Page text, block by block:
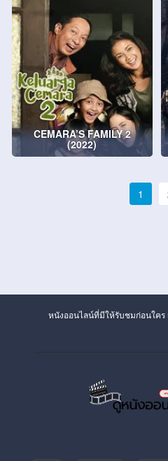
CEMARA’S FAMILY 2
(2022)
1
หนังออนไลน์ที่มีให้รับชมก่อนใคร